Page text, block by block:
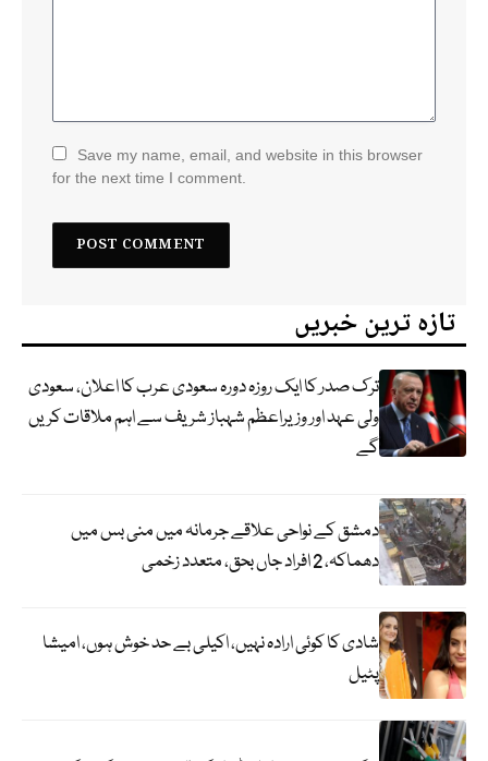
Save my name, email, and website in this browser
for the next time I comment.
تازہ ترین خبریں
ترک صدر کا ایک روزہ دورہ سعودی عرب کا اعلان، سعودی
ولی عہد اور وزیراعظم شہباز شریف سے اہم ملاقات کریں
گے
دمشق کے نواحی علاقے جرمانہ میں منی بس میں
دھماکہ، 2 افراد جاں بحق، متعدد زخمی
شادی کا کوئی ارادہ نہیں، اکیلی بے حد خوش ہوں، امیشا
پٹیل